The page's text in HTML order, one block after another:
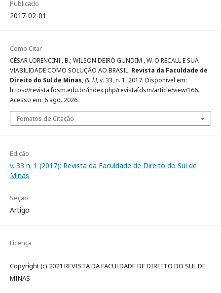
Publicado
2017-02-01
Como Citar
CÉSAR LORENCINI , B.; WILSON DEIRÓ GUNDIM , W. O RECALL E SUA
VIABILIDADE COMO SOLUÇÃO AO BRASIL. Revista da Faculdade de
Direito do Sul de Minas,[S. l.], v. 33, n. 1, 2017. Disponível em:
https://revista.fdsm.edu.br/index.php/revistafdsm/article/view/166.
Acesso em: 6 ago. 2026.
Fomatos de Citação
Edição
v. 33 n. 1 (2017): Revista da Faculdade de Direito do Sul de
Minas
Seção
Artigo
Licença
Copyright (c) 2021 REVISTA DA FACULDADE DE DIREITO DO SUL DE
MINAS